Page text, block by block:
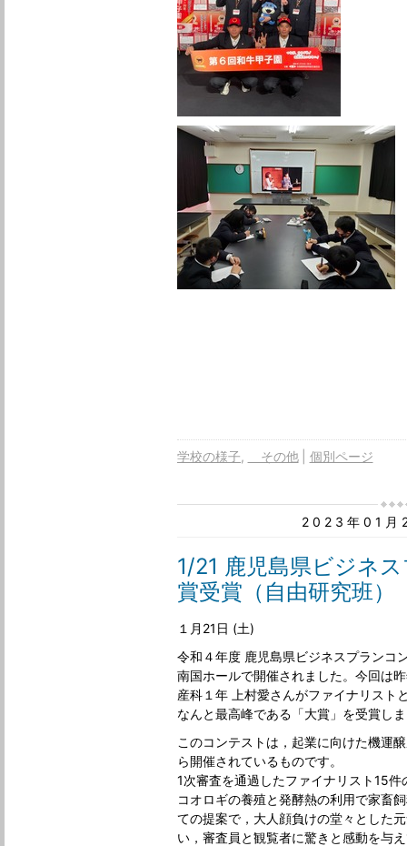
学校の様子 その他 個別ページ
2023年01月
1/21 鹿児島県ビジネ
賞受賞（自由研究班）
１月21日 (土)
令和４年度 鹿児島県ビジネスプランコ
南国ホールで開催されました。今回は
産科１年 上村愛さんがファイナリスト
なんと最高峰である「大賞」を受賞し
このコンテストは，起業に向けた機運
ら開催されているものです。
1次審査を通過したファイナリスト15
コオロギの養殖と発酵熱の利用で家畜
ての提案で，大人顔負けの堂々とした
い，審査員と観覧者に驚きと感動を与